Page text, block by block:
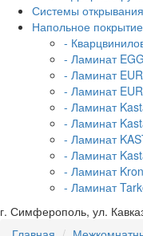
Системы открывания
Напольное покрытие
-
- Ламинат
- Ламинат
- Ламинат
- Ламинат
- Ламинат
- Ламинат
- Ламинат
- Ламинат
- Ламинат
г. Симферополь, ул.